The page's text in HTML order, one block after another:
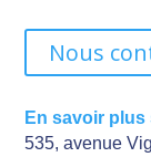
Nous
En savoir plus
535, avenue